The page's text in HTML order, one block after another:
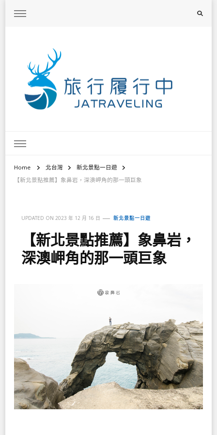
Home 北台灣
新北景點一日遊
【新北景點推薦】象鼻岩，深澳岬角的那一頭巨象
UPDATED ON 2023 年 12 月 16 日 新北景點一日遊
【新北景點推薦】象鼻岩，
深澳岬角的那一頭巨象